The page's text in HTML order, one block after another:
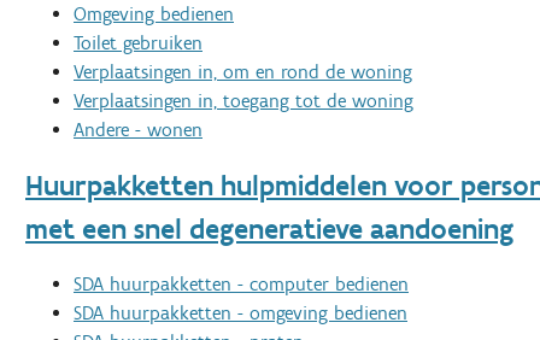
Omgeving bedienen
Toilet gebruiken
Verplaatsingen in, om en rond de woning
Verplaatsingen in, toegang tot de woning
Andere - wonen
Huurpakketten hulpmiddelen voor
met een snel degeneratieve aandoening
SDA huurpakketten - computer bedienen
SDA huurpakketten - omgeving bedienen